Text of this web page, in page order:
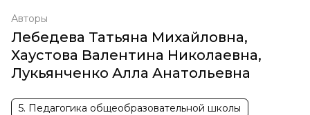
Авторы
Лебедева Татьяна Михайловна,
Хаустова Валентина Николаевна,
Лукьянченко Алла Анатольевна
5. Педагогика общеобразовательной школы